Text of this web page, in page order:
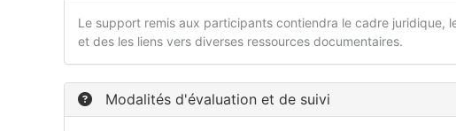
Le support remis aux participants contiendra le cadre juridique,
et des les liens vers diverses ressources documentaires.
Modalités d'évaluation et de suivi